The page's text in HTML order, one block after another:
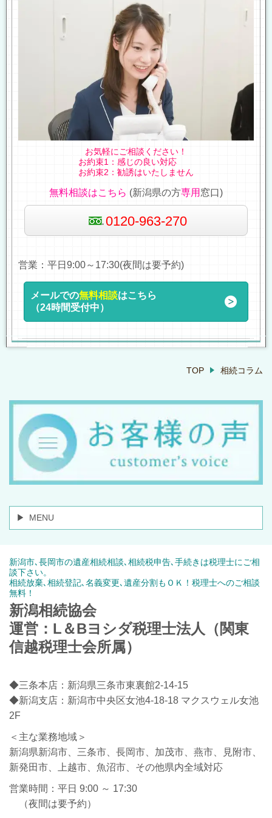
お気軽にご相談ください！
お約束1：感じの良い対応
お約束2：勧誘はいたしません
無料相談はこちら (新潟県の方専用 窓口)
0120-963-270
営業：平日9:00～17:30(夜間は要予約)
メールでの無料相談はこちら
（24時間受付中）
TOP 相続コラム
MENU
新潟市､長岡市の遺産相続相談､相続税申告､手続きは税理士にご相
談下さい。
相続放棄､相続登記､名義変更､遺産分割もＯＫ！税理士へのご相談
無料！
新潟相続協会
運営：L＆Bヨシダ税理士法人（関東
信越税理士会所属）
◆三条本店：新潟県三条市東裏館2-14-15
◆新潟支店：新潟市中央区女池4-18-18 マクスウェル女池
2F
＜主な業務地域＞
新潟県新潟市、三条市、長岡市、加茂市、燕市、見附市、
新発田市、上越市、魚沼市、その他県内全域対応
営業時間：平日 9:00 ～ 17:30
（夜間は要予約）